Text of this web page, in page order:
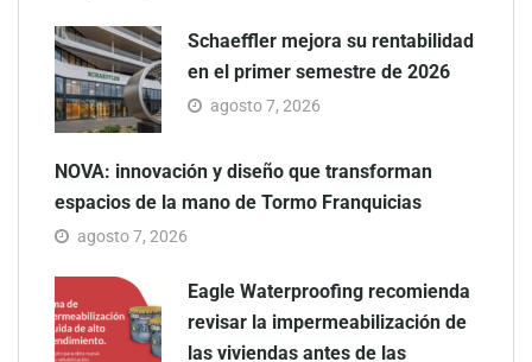
Schaeffler mejora su rentabilidad
en el primer semestre de 2026
agosto 7, 2026
NOVA: innovación y diseño que transforman
espacios de la mano de Tormo Franquicias
agosto 7, 2026
Eagle Waterproofing recomienda
revisar la impermeabilización de
las viviendas antes de las